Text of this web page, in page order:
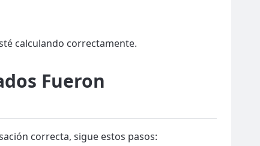
calculando correctamente.
Fueron
correcta, sigue estos pasos: